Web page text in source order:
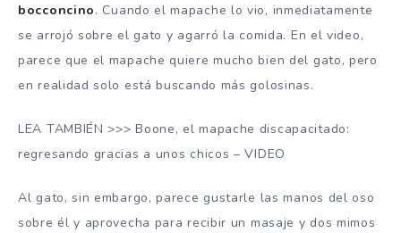
bocconcino. Cuando el mapache lo vio, inmediatamente
se arrojó sobre el gato y agarró la comida. En el video,
parece que el mapache quiere mucho bien del gato, pero
en realidad solo está buscando más golosinas.
LEA TAMBIÉN >>> Boone, el mapache discapacitado:
regresando gracias a unos chicos – VIDEO
Al gato, sin embargo, parece gustarle las manos del oso
sobre él y aprovecha para recibir un masaje y dos mimos